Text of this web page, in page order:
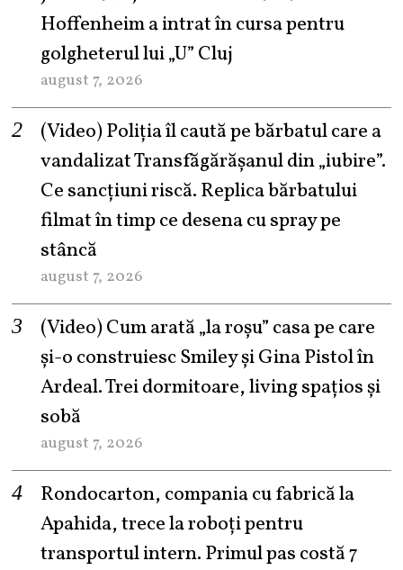
Hoffenheim a intrat în cursa pentru
golgheterul lui „U” Cluj
august 7, 2026
(Video) Poliția îl caută pe bărbatul care a
vandalizat Transfăgărășanul din „iubire”.
Ce sancțiuni riscă. Replica bărbatului
filmat în timp ce desena cu spray pe
stâncă
august 7, 2026
(Video) Cum arată „la roşu” casa pe care
şi-o construiesc Smiley şi Gina Pistol în
Ardeal. Trei dormitoare, living spațios și
sobă
august 7, 2026
Rondocarton, compania cu fabrică la
Apahida, trece la roboți pentru
transportul intern. Primul pas costă 7